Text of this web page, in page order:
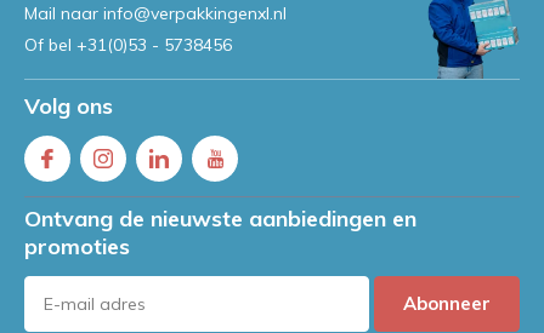
Mail naar info@verpakkingenxl.nl
Of bel +31(0)53 - 5738456
Volg ons
Ontvang de nieuwste aanbiedingen en
promoties
Abonneer